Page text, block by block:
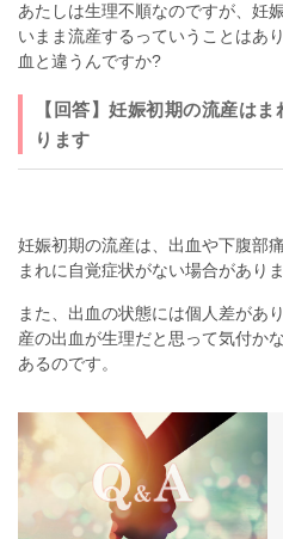
あたしは生理不順なのですが、妊
いまま流産するっていうことはあ
血と違うんですか?
【回答】妊娠初期の流産は
ります
妊娠初期の流産は、出血や下腹部
まれに自覚症状がない場合がありま
また、出血の状態には個人差があ
産の出血が生理だと思って気付か
あるのです。